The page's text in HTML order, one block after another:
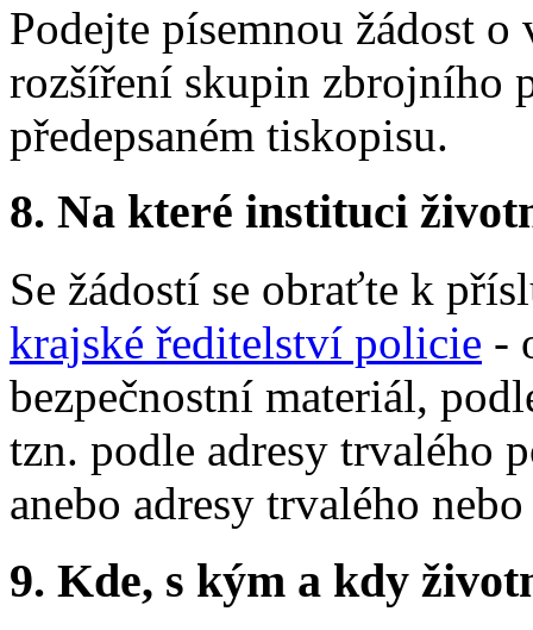
Podejte písemnou žádost
rozšíření skupin zbrojního
předepsaném tiskopisu.
8. Na které instituci
Se žádostí se obraťte k
krajské ředitelství policie -
bezpečnostní materiál,
tzn. podle adresy trvalého
anebo adresy trvalého
9. Kde, s kým a kdy